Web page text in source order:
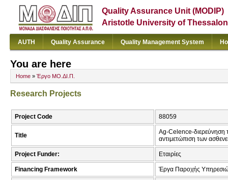
Quality Assurance Unit (MODIP)
Aristotle University of
AUTH Quality Assurance Quality Management System
You are here
Home » Έργο ΜΟ.ΔΙ.Π.
Research Projects
Project Code 88059
Title
Ag-Celence-διερεύνηση
αντιμετώπιση των
Project Funder: Εταιρίες
Financing Framework Έργα Παροχής